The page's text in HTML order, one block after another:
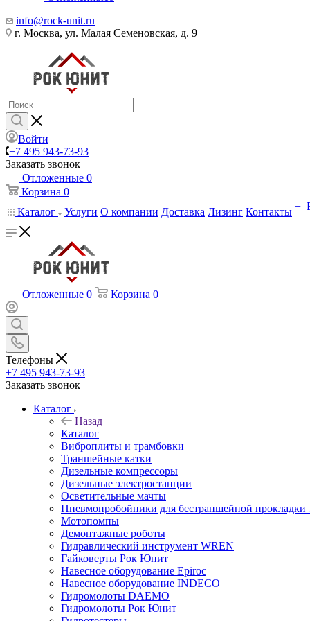
info@rock-unit.ru
г. Москва, ул. Малая Семеновская, д. 9
Войти
+7 495 943-73-93
Заказать звонок
Отложенные 0
Корзина 0
Каталог
Услуги О компании Доставка Лизинг Контакты +
Отложенные 0 Корзина 0
Телефоны
+7 495 943-73-93
Заказать звонок
Каталог
Назад
Каталог
Виброплиты и трамбовки
Траншейные катки
Дизельные компрессоры
Дизельные электростанции
Осветительные мачты
Пневмопробойники для бестраншейной прокладки
Мотопомпы
Демонтажные роботы
Гидравлический инструмент WREN
Гайковерты Рок Юнит
Навесное оборудование Epiroc
Навесное оборудование INDECO
Гидромолоты DAEMO
Гидромолоты Рок Юнит